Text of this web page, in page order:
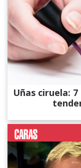
Uñas ciruela: